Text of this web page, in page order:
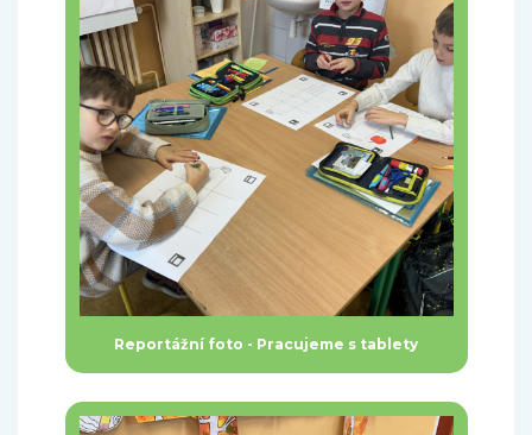
Reportážní foto - Pracujeme s tablety